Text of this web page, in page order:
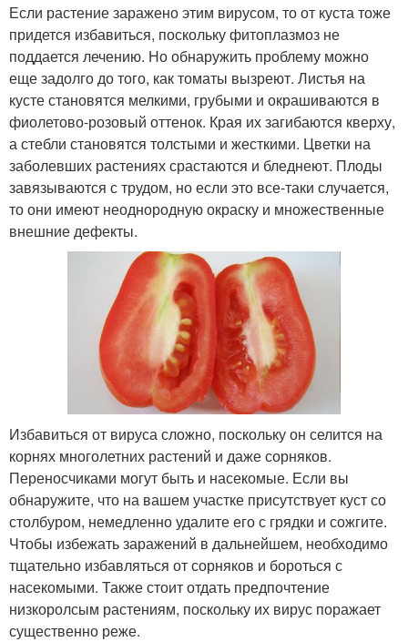
Если растение заражено этим вирусом, то от куста тоже
придется избавиться, поскольку фитоплазмоз не
поддается лечению. Но обнаружить проблему можно
еще задолго до того, как томаты вызреют. Листья на
кусте становятся мелкими, грубыми и окрашиваются в
фиолетово-розовый оттенок. Края их загибаются кверху,
а стебли становятся толстыми и жесткими. Цветки на
заболевших растениях срастаются и бледнеют. Плоды
завязываются с трудом, но если это все-таки случается,
то они имеют неоднородную окраску и множественные
внешние дефекты.
Избавиться от вируса сложно, поскольку он селится на
корнях многолетних растений и даже сорняков.
Переносчиками могут быть и насекомые. Если вы
обнаружите, что на вашем участке присутствует куст со
столбуром, немедленно удалите его с грядки и сожгите.
Чтобы избежать заражений в дальнейшем, необходимо
тщательно избавляться от сорняков и бороться с
насекомыми. Также стоит отдать предпочтение
низкоролсым растениям, поскольку их вирус поражает
существенно реже.